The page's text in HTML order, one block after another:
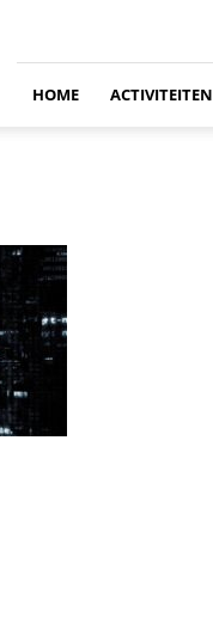
HOME ACTIVITEITEN